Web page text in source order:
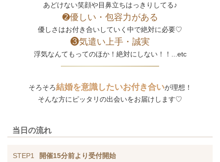
あどけない笑顔や目鼻立ちはっきりしてる♪
➋優しい・包容力がある
優しさはお付き合いしていく中で絶対に必要♡
❸気遣い上手・誠実
浮気なんてもってのほか！絶対にしない！！...etc
そろそろ結婚を意識したいお付き合いが理想！
そんな方にピッタリの出会いをお届けします♡
当日の流れ
STEP1 開催15分前より受付開始